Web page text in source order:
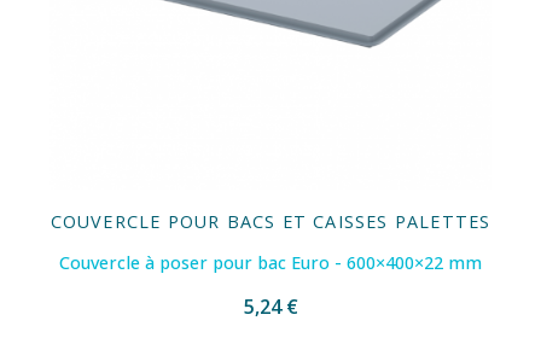
COUVERCLE POUR BACS ET CAISSES PALETTES
Couvercle à poser pour bac Euro - 600×400×22 mm
5,24 €